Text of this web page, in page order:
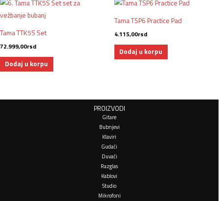
Tama TTK5S Set
72.999,00rsd
Dodaj u korpu
Tama TSP6 Practice Pad
4.115,00rsd
Dodaj u korpu
PROIZVODI
Gitare
Bubnjevi
Klaviri
Gudači
Duvači
Razglas
Kablovi
Studio
Mikrofoni